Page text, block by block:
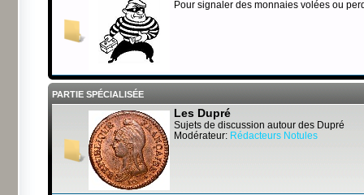
Pour signaler des monnaies volées ou
PARTIE SPÉCIALISÉE
Les Dupré
Sujets de discussion autour des Dupré
Modérateur: Rédacteurs Notules